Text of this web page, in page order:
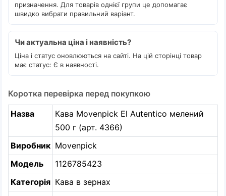
призначення. Для товарів однієї групи це допомагає
швидко вибрати правильний варіант.
Чи актуальна ціна і наявність?
Ціна і статус оновлюються на сайті. На цій сторінці товар
має статус: Є в наявності.
Коротка перевірка перед покупкою
Назва
Кава Movenpick El Autentico мелений
500 г (арт. 4366)
Виробник Movenpick
Модель
1126785423
Категорія Кава в зернах